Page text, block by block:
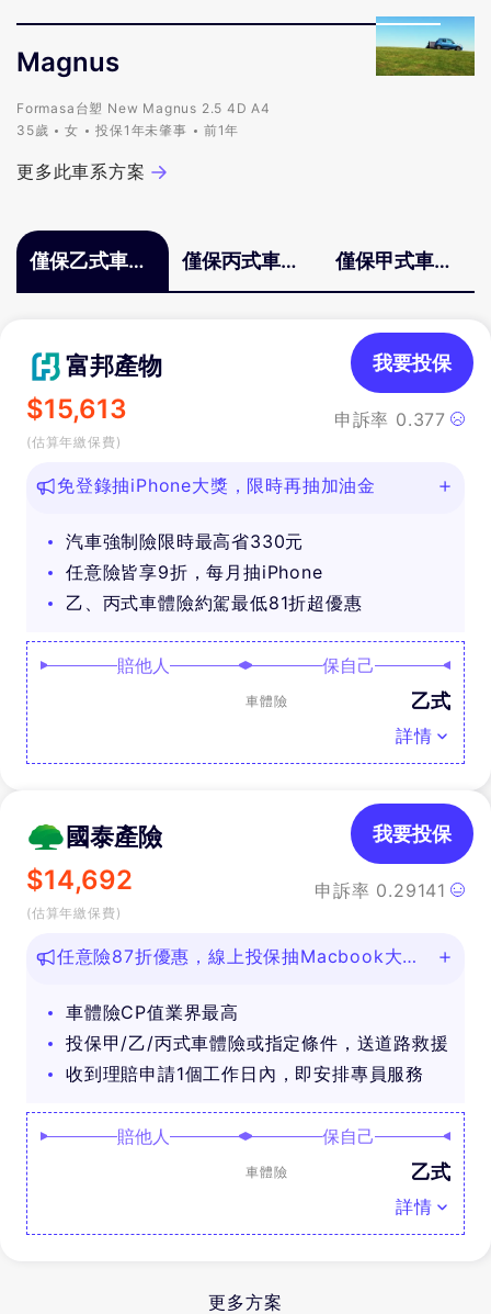
Magnus
Formasa台塑 New Magnus 2.5 4D A4
35歲
女 投保1年未肇事 前1年
更多此車系方案
僅保乙式車體
險
僅保丙式車體
險
僅保甲式車體
險
富邦產物
$15,613
(估算年繳保費)
申訴率 0.377
我要投保
免登錄抽iPhone大獎，限時再抽加油金
汽車強制險限時最高省330元
任意險皆享9折，每月抽iPhone
乙、丙式車體險約駕最低81折超優惠
賠他人 保自己
車體險 乙式
詳情
國泰產險
$14,692
(估算年繳保費)
申訴率 0.29141
我要投保
任意險87折優惠，線上投保抽Macbook大
車體險CP值業界最高
投保甲/乙/丙式車體險或指定條件，送道路救援
收到理賠申請1個工作日內，即安排專員服務
賠他人 保自己
車體險 乙式
詳情
更多方案